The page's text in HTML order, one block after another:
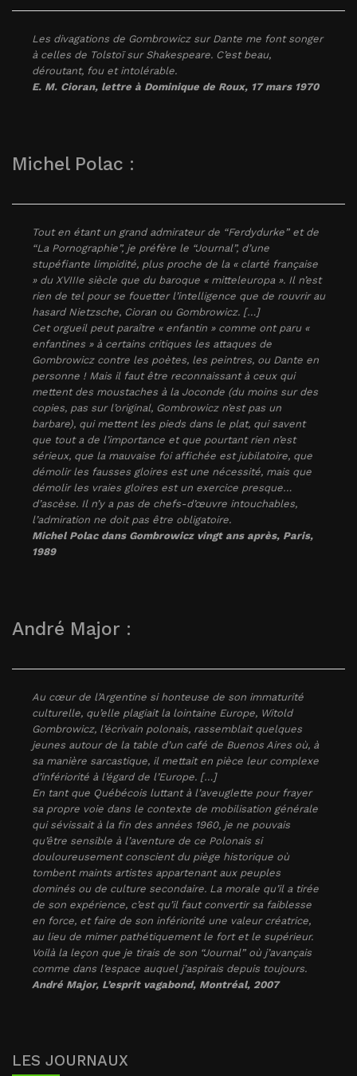
Les divagations de Gombrowicz sur Dante me font songer
à celles de Tolstoï sur Shakespeare. C’est beau,
déroutant, fou et intolérable.
E. M. Cioran, lettre à Dominique de Roux, 17 mars 1970
Michel Polac :
Tout en étant un grand admirateur de “Ferdydurke” et de
“La Pornographie”, je préfère le “Journal”, d’une
stupéfiante limpidité, plus proche de la « clarté française
» du XVIIIe siècle que du baroque « mitteleuropa ». Il n’est
rien de tel pour se fouetter l’intelligence que de rouvrir au
hasard Nietzsche, Cioran ou Gombrowicz. […]
Cet orgueil peut paraître « enfantin » comme ont paru «
enfantines » à certains critiques les attaques de
Gombrowicz contre les poètes, les peintres, ou Dante en
personne ! Mais il faut être reconnaissant à ceux qui
mettent des moustaches à la Joconde (du moins sur des
copies, pas sur l’original, Gombrowicz n’est pas un
barbare), qui mettent les pieds dans le plat, qui savent
que tout a de l’importance et que pourtant rien n’est
sérieux, que la mauvaise foi affichée est jubilatoire, que
démolir les fausses gloires est une nécessité, mais que
démolir les vraies gloires est un exercice presque…
d’ascèse. Il n’y a pas de chefs-d’œuvre intouchables,
l’admiration ne doit pas être obligatoire.
Michel Polac dans Gombrowicz vingt ans après, Paris,
1989
André Major :
Au cœur de l’Argentine si honteuse de son immaturité
culturelle, qu’elle plagiait la lointaine Europe, Witold
Gombrowicz, l’écrivain polonais, rassemblait quelques
jeunes autour de la table d’un café de Buenos Aires où, à
sa manière sarcastique, il mettait en pièce leur complexe
d’infériorité à l’égard de l’Europe. […]
En tant que Québécois luttant à l’aveuglette pour frayer
sa propre voie dans le contexte de mobilisation générale
qui sévissait à la fin des années 1960, je ne pouvais
qu’être sensible à l’aventure de ce Polonais si
douloureusement conscient du piège historique où
tombent maints artistes appartenant aux peuples
dominés ou de culture secondaire. La morale qu’il a tirée
de son expérience, c’est qu’il faut convertir sa faiblesse
en force, et faire de son infériorité une valeur créatrice,
au lieu de mimer pathétiquement le fort et le supérieur.
Voilà la leçon que je tirais de son “Journal” où j’avançais
comme dans l’espace auquel j’aspirais depuis toujours.
André Major, L’esprit vagabond, Montréal, 2007
LES JOURNAUX